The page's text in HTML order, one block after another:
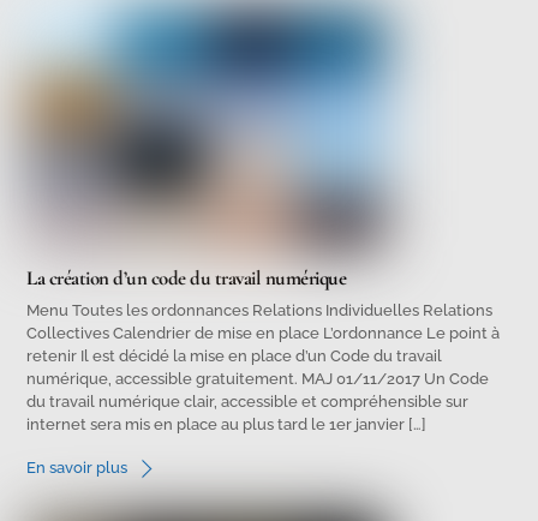
La création d’un code du travail numérique
Menu Toutes les ordonnances Relations Individuelles Relations
Collectives Calendrier de mise en place L’ordonnance Le point à
retenir Il est décidé la mise en place d’un Code du travail
numérique, accessible gratuitement. MAJ 01/11/2017 Un Code
du travail numérique clair, accessible et compréhensible sur
internet sera mis en place au plus tard le 1er janvier […]
En savoir plus